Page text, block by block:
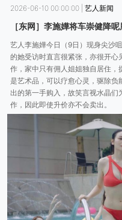
2026-06-10 00:00:00 艺人新闻
［东网］李施嬅将车崇健降
艺人李施嬅今日（9日）现身尖沙
的她受访时直言很紧张，亦很开
作，家中只有佣人姐姐独自居住
是艺术品，可以疗愈心灵，驱除
出的第一手购入，故笑言视水晶们
作，因此即使升价亦不会卖出。